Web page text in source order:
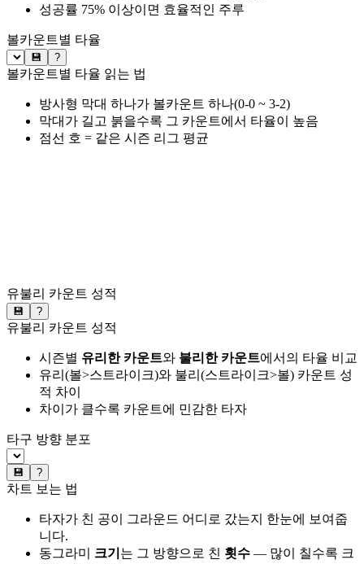
성공률 75% 이상이면 효율적인 주루
볼카운트별 타율
💾 ?
볼카운트별 타율 읽는 법
방사형 막대 하나가 볼카운트 하나(0-0 ~ 3-2)
막대가 길고 붉을수록 그 카운트에서 타율이 높음
점선 호 = 같은 시즌 리그 평균
유불리 카운트 성적
💾 ?
유불리 카운트 성적
시즌별 유리한 카운트와 불리한 카운트에서의 타율 비교
유리(볼>스트라이크)와 불리(스트라이크>볼) 카운트 성
적 차이
차이가 클수록 카운트에 민감한 타자
타구 방향 분포
💾 ?
차트 보는 법
타자가 친 공이 그라운드 어디로 갔는지 한눈에 보여줍
니다.
동그라미 크기 는 그 방향으로 친 횟수 — 많이 칠수록 크